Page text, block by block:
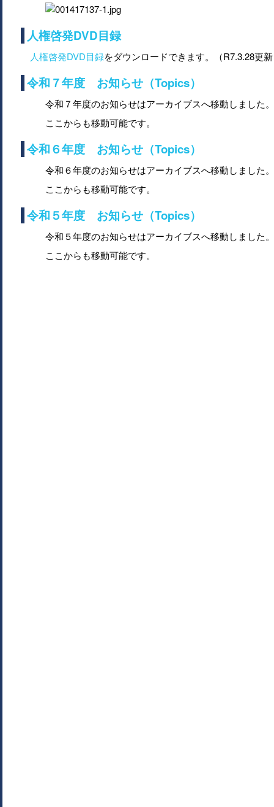
人権啓発DVD目録
人権啓発DVD目録をダウンロードできます。（R7.3.28更
令和７年度 お知らせ（Topics）
令和７年度のお知らせはアーカイブスへ移動しました。
ここからも移動可能です。
令和６年度 お知らせ（Topics）
令和６年度のお知らせはアーカイブスへ移動しました。
ここからも移動可能です。
令和５年度 お知らせ（Topics）
令和５年度のお知らせはアーカイブスへ移動しました。
ここからも移動可能です。